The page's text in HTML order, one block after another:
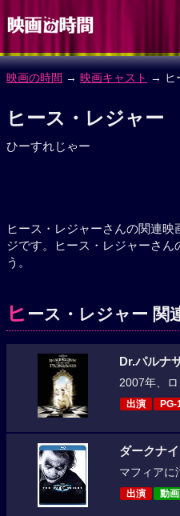
映画の時間 → 映画キャスト → ヒ
ヒース・レジャー
ひーすれじゃー
ヒース・レジャーさんの関連
ジです。ヒース・レジャーさん
う。
ヒ ース・レジャー 関
Dr.パルナ
2007年、
出演 PG-
ダークナイ
マフィアに
出演 動